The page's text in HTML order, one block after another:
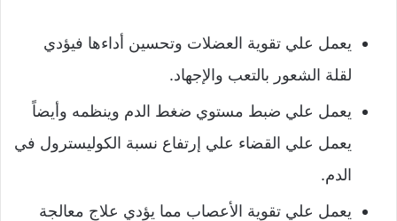
يعمل علي تقوية العضلات وتحسين أداءها فيؤدي
لقلة الشعور بالتعب والإجهاد.
يعمل علي ضبط مستوي ضغط الدم وينظمه وأيضاً
يعمل علي القضاء علي إرتفاع نسبة الكوليسترول في
الدم.
يعمل علي تقوية الأعصاب مما يؤدي علاج معالجة